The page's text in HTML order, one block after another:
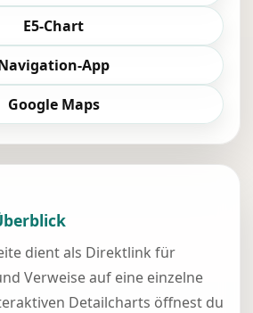
E5-Chart
App
Google Maps
dient als Direktlink für
Verweise auf eine einzelne
Detailcharts öffnest du